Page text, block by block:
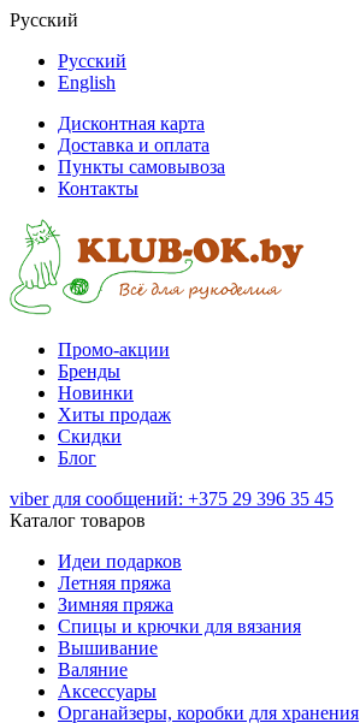
Русский
Русский
English
Дисконтная карта
Доставка и оплата
Пункты самовывоза
Контакты
Промо-акции
Бренды
Новинки
Хиты продаж
Скидки
Блог
viber для сообщений: +375 29 396 35 45
Каталог товаров
Идеи подарков
Летняя пряжа
Зимняя пряжа
Спицы и крючки для вязания
Вышивание
Валяние
Аксессуары
Органайзеры, коробки для хранения